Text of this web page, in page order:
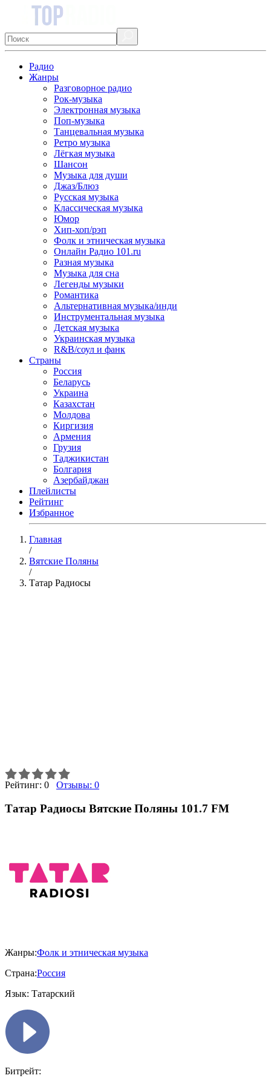
Радио
Жанры
Разговорное радио
Рок-музыка
Электронная музыка
Поп-музыка
Танцевальная музыка
Ретро музыка
Лёгкая музыка
Шансон
Музыка для души
Джаз/Блюз
Русская музыка
Классическая музыка
Юмор
Хип-хоп/рэп
Фолк и этническая музыка
Онлайн Радио 101.ru
Разная музыка
Музыка для сна
Легенды музыки
Романтика
Альтернативная музыка/инди
Инструментальная музыка
Детская музыка
Украинская музыка
R&B/cоул и фанк
Страны
Россия
Беларусь
Украина
Казахстан
Молдова
Киргизия
Армения
Грузия
Таджикистан
Болгария
Азербайджан
Плейлисты
Рейтинг
Избранное
Главная
/
Вятские Поляны
/
Татар Радиосы
Рейтинг: 0 Отзывы: 0
Татар Радиосы Вятские Поляны 101.7 FM
Жанры:Фолк и этническая музыка
Страна:Россия
Язык: Татарский
Битрейт: